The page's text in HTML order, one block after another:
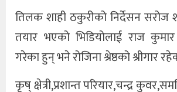
तिलक शाही ठकुरीको निर्देसन सरोज
तयार भएको भिडियोलाई राज
गरेका हुन् भने रोजिना श्रेष्ठको श्रीगार
कृष् क्षेत्री,प्रशान्त परियार,चन्द्र